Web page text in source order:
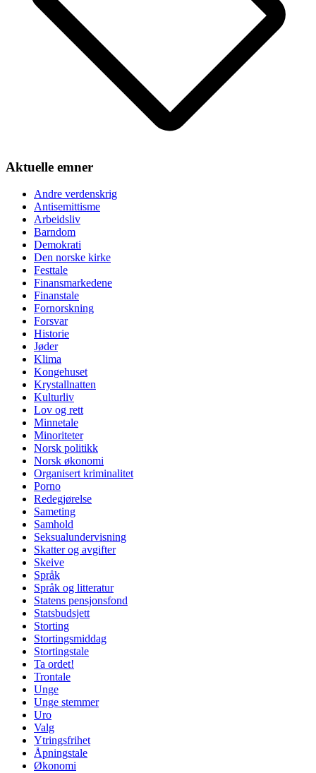
Aktuelle emner
Andre verdenskrig
Antisemittisme
Arbeidsliv
Barndom
Demokrati
Den norske kirke
Festtale
Finansmarkedene
Finanstale
Fornorskning
Forsvar
Historie
Jøder
Klima
Kongehuset
Krystallnatten
Kulturliv
Lov og rett
Minnetale
Minoriteter
Norsk politikk
Norsk økonomi
Organisert kriminalitet
Porno
Redegjørelse
Sameting
Samhold
Seksualundervisning
Skatter og avgifter
Skeive
Språk
Språk og litteratur
Statens pensjonsfond
Statsbudsjett
Storting
Stortingsmiddag
Stortingstale
Ta ordet!
Trontale
Unge
Unge stemmer
Uro
Valg
Ytringsfrihet
Åpningstale
Økonomi